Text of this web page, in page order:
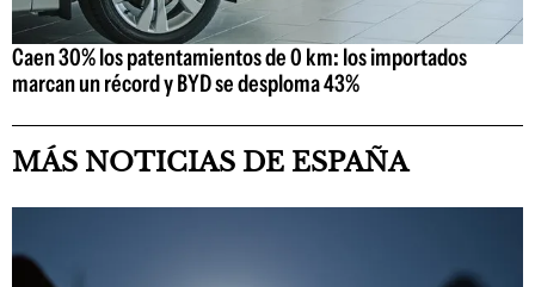
Caen 30% los patentamientos de 0 km: los importados
marcan un récord y BYD se desploma 43%
MÁS NOTICIAS DE ESPAÑA